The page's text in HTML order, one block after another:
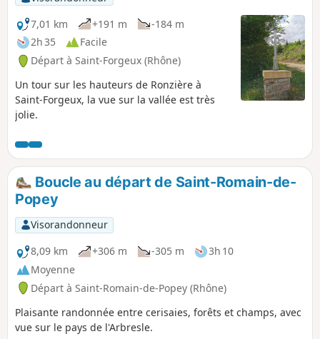
7,01 km
+191 m
-184 m
2h 35
Facile
Départ à Saint-Forgeux (Rhône)
Un tour sur les hauteurs de Ronzière à
Saint-Forgeux, la vue sur la vallée est très
jolie.
Boucle au départ de Saint-Romain-de-
Popey
Visorandonneur
8,09 km
+306 m -305 m
3h 10
Moyenne
Départ à Saint-Romain-de-Popey (Rhône)
Plaisante randonnée entre cerisaies, forêts et champs, avec
vue sur le pays de l'Arbresle.